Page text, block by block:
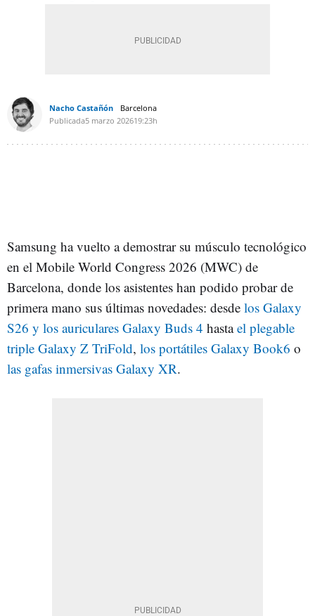
Nacho Castañón
Barcelona
Publicada5 marzo 202619:23h
Samsung ha vuelto a demostrar su músculo tecnológico
en el Mobile World Congress 2026 (MWC) de
Barcelona, donde los asistentes han podido probar de
primera mano sus últimas novedades: desde los Galaxy
S26 y los auriculares Galaxy Buds 4 hastael plegable
triple Galaxy Z TriFold, los portátiles Galaxy Book6 o
las gafas inmersivas Galaxy XR.